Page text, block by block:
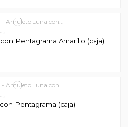
Pentagrama Amarillo (caja)
Pentagrama (caja)